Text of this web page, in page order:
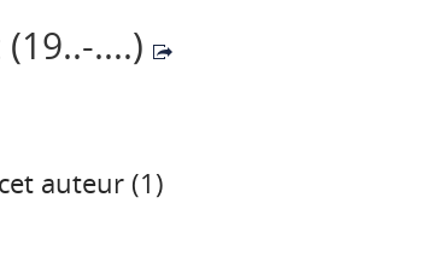
....)
auteur (1 )